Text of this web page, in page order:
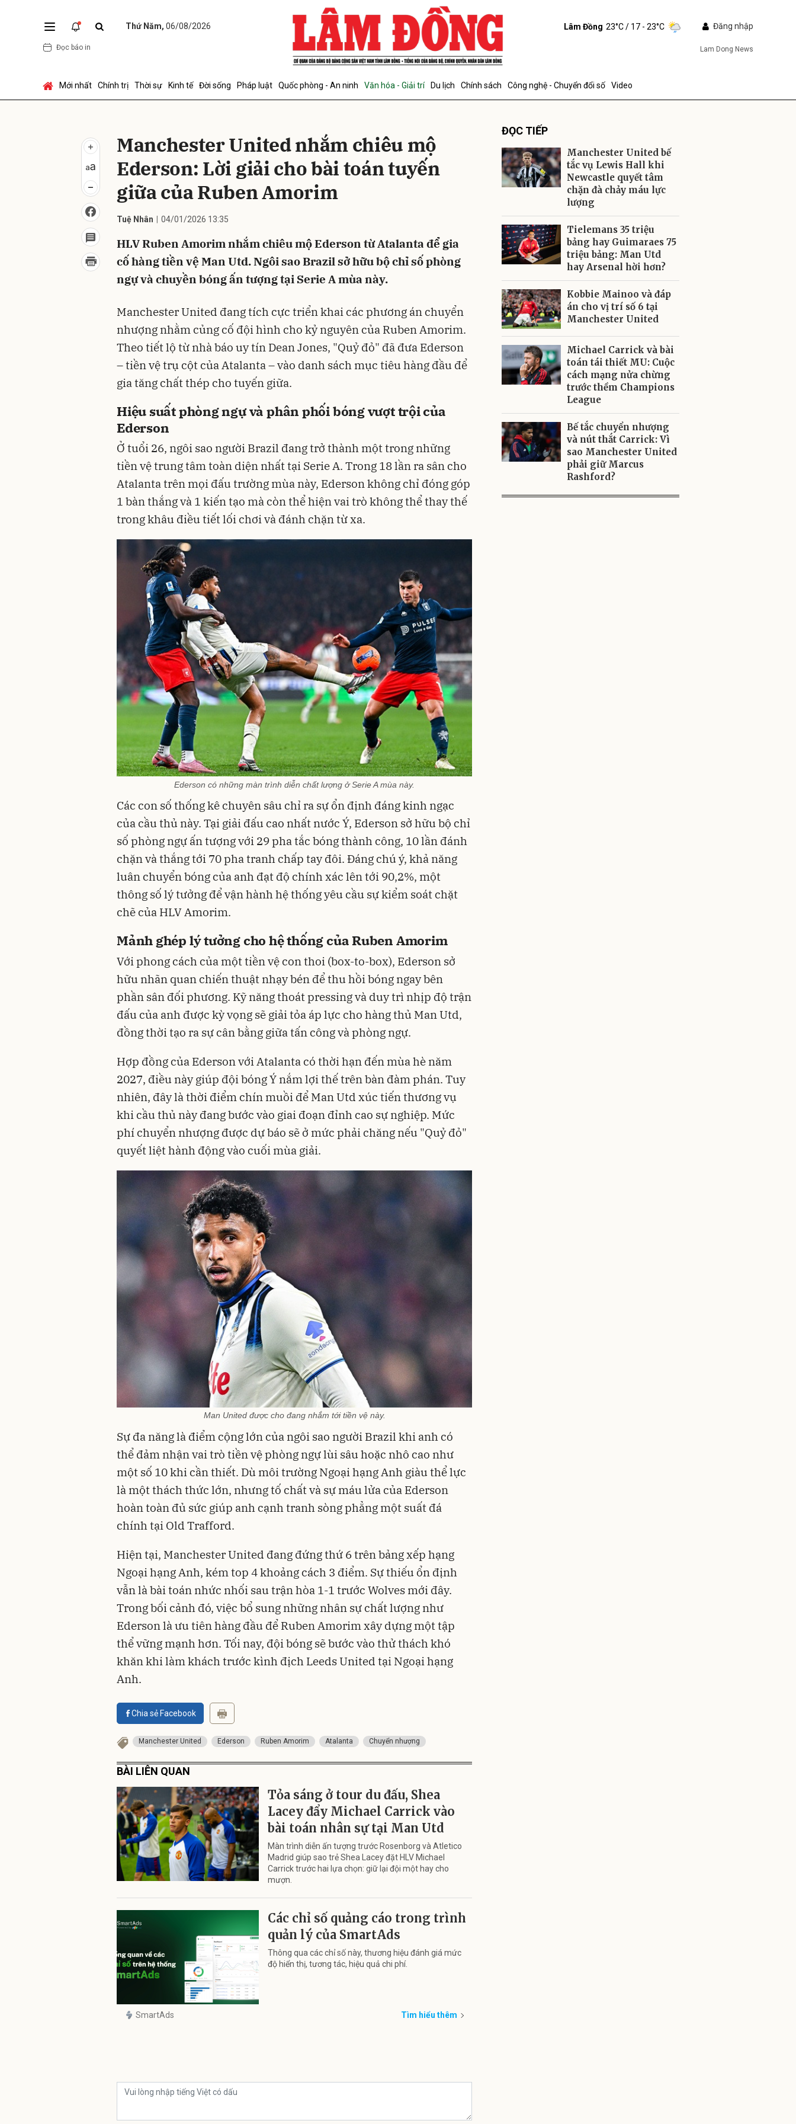
Thứ Năm, 06/08/2026
Đọc báo in
Lâm Đồng 23°C/ 17 - 23°C Đăng nhập
Lam Dong News
Mới nhất Chính trị Thời sự Kinh tế Đời sống Pháp luật Quốc phòng - An ninh Văn hóa - Giải trí Du lịch Chính sách Công nghệ - Chuyển đổi số Video
Manchester United nhắm chiêu mộ
Ederson: Lời giải cho bài toán tuyến
giữa của Ruben Amorim
Tuệ Nhân 04/01/2026 13:35
HLV Ruben Amorim nhắm chiêu mộ Ederson từ Atalanta để gia
cố hàng tiền vệ Man Utd. Ngôi sao Brazil sở hữu bộ chỉ số phòng
ngự và chuyền bóng ấn tượng tại Serie A mùa này.
Manchester United đang tích cực triển khai các phương án chuyển
nhượng nhằm củng cố đội hình cho kỷ nguyên của Ruben Amorim.
Theo tiết lộ từ nhà báo uy tín Dean Jones, "Quỷ đỏ" đã đưa Ederson
– tiền vệ trụ cột của Atalanta – vào danh sách mục tiêu hàng đầu để
gia tăng chất thép cho tuyến giữa.
Hiệu suất phòng ngự và phân phối bóng vượt trội của
Ederson
Ở tuổi 26, ngôi sao người Brazil đang trở thành một trong những
tiền vệ trung tâm toàn diện nhất tại Serie A. Trong 18 lần ra sân cho
Atalanta trên mọi đấu trường mùa này, Ederson không chỉ đóng góp
1 bàn thắng và 1 kiến tạo mà còn thể hiện vai trò không thể thay thế
trong khâu điều tiết lối chơi và đánh chặn từ xa.
Ederson có những màn trình diễn chất lượng ở Serie A mùa này.
Các con số thống kê chuyên sâu chỉ ra sự ổn định đáng kinh ngạc
của cầu thủ này. Tại giải đấu cao nhất nước Ý, Ederson sở hữu bộ chỉ
số phòng ngự ấn tượng với 29 pha tắc bóng thành công, 10 lần đánh
chặn và thắng tới 70 pha tranh chấp tay đôi. Đáng chú ý, khả năng
luân chuyển bóng của anh đạt độ chính xác lên tới 90,2%, một
thông số lý tưởng để vận hành hệ thống yêu cầu sự kiểm soát chặt
chẽ của HLV Amorim.
Mảnh ghép lý tưởng cho hệ thống của Ruben Amorim
Với phong cách của một tiền vệ con thoi (box-to-box), Ederson sở
hữu nhãn quan chiến thuật nhạy bén để thu hồi bóng ngay bên
phần sân đối phương. Kỹ năng thoát pressing và duy trì nhịp độ trận
đấu của anh được kỳ vọng sẽ giải tỏa áp lực cho hàng thủ Man Utd,
đồng thời tạo ra sự cân bằng giữa tấn công và phòng ngự.
Hợp đồng của Ederson với Atalanta có thời hạn đến mùa hè năm
2027, điều này giúp đội bóng Ý nắm lợi thế trên bàn đàm phán. Tuy
nhiên, đây là thời điểm chín muồi để Man Utd xúc tiến thương vụ
khi cầu thủ này đang bước vào giai đoạn đỉnh cao sự nghiệp. Mức
phí chuyển nhượng được dự báo sẽ ở mức phải chăng nếu "Quỷ đỏ"
quyết liệt hành động vào cuối mùa giải.
Man United được cho đang nhắm tới tiền vệ này.
Sự đa năng là điểm cộng lớn của ngôi sao người Brazil khi anh có
thể đảm nhận vai trò tiền vệ phòng ngự lùi sâu hoặc nhô cao như
một số 10 khi cần thiết. Dù môi trường Ngoại hạng Anh giàu thể lực
là một thách thức lớn, nhưng tố chất và sự máu lửa của Ederson
hoàn toàn đủ sức giúp anh cạnh tranh sòng phẳng một suất đá
chính tại Old Trafford.
Hiện tại, Manchester United đang đứng thứ 6 trên bảng xếp hạng
Ngoại hạng Anh, kém top 4 khoảng cách 3 điểm. Sự thiếu ổn định
vẫn là bài toán nhức nhối sau trận hòa 1-1 trước Wolves mới đây.
Trong bối cảnh đó, việc bổ sung những nhân sự chất lượng như
Ederson là ưu tiên hàng đầu để Ruben Amorim xây dựng một tập
thể vững mạnh hơn. Tối nay, đội bóng sẽ bước vào thử thách khó
khăn khi làm khách trước kình địch Leeds United tại Ngoại hạng
Anh.
Chia sẻ Facebook
Manchester United Ederson Ruben Amorim Atalanta Chuyển nhượng
BÀI LIÊN QUAN
Tỏa sáng ở tour du đấu, Shea
Lacey đẩy Michael Carrick vào
bài toán nhân sự tại Man Utd
Màn trình diễn ấn tượng trước Rosenborg và Atletico
Madrid giúp sao trẻ Shea Lacey đặt HLV Michael
Carrick trước hai lựa chọn: giữ lại đội một hay cho
mượn.
Các chỉ số quảng cáo trong trình
quản lý của SmartAds
Thông qua các chỉ số này, thương hiệu đánh giá mức
độ hiển thị, tương tác, hiệu quả chi phí.
SmartAds Tìm hiểu thêm
ĐỌC TIẾP
Manchester United bế
tắc vụ Lewis Hall khi
Newcastle quyết tâm
chặn đà chảy máu lực
lượng
Tielemans 35 triệu
bảng hay Guimaraes 75
triệu bảng: Man Utd
hay Arsenal hời hơn?
Kobbie Mainoo và đáp
án cho vị trí số 6 tại
Manchester United
Michael Carrick và bài
toán tái thiết MU: Cuộc
cách mạng nửa chừng
trước thềm Champions
League
Bế tắc chuyển nhượng
và nút thắt Carrick: Vì
sao Manchester United
phải giữ Marcus
Rashford?
Gửi bình luận